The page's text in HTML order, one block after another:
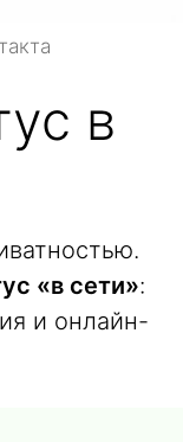
в
«в сети»:
и онлайн-